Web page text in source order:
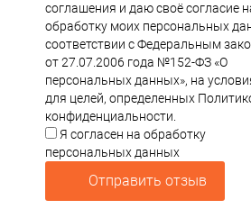
соглашения и даю своё согласие
обработку моих персональных
соответствии с Федеральным
от 27.07.2006 года №152-ФЗ «О
персональных данных», на
для целей, определенных
конфиденциальности.
Я согласен на обработку
персональных данных
Отправить отзыв